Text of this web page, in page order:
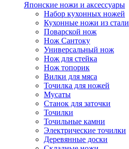
Японские ножи и аксессуары
Набор кухонных ножей
Кухонные ножи из стали
Поварской нож
Нож Сантоку
Универсальный нож
Нож для стейка
Нож топорик
Вилки для мяса
Точилка для ножей
Мусаты
Станок для заточки
Точилки
Точильные камни
Электрические точилки
Деревянные доски